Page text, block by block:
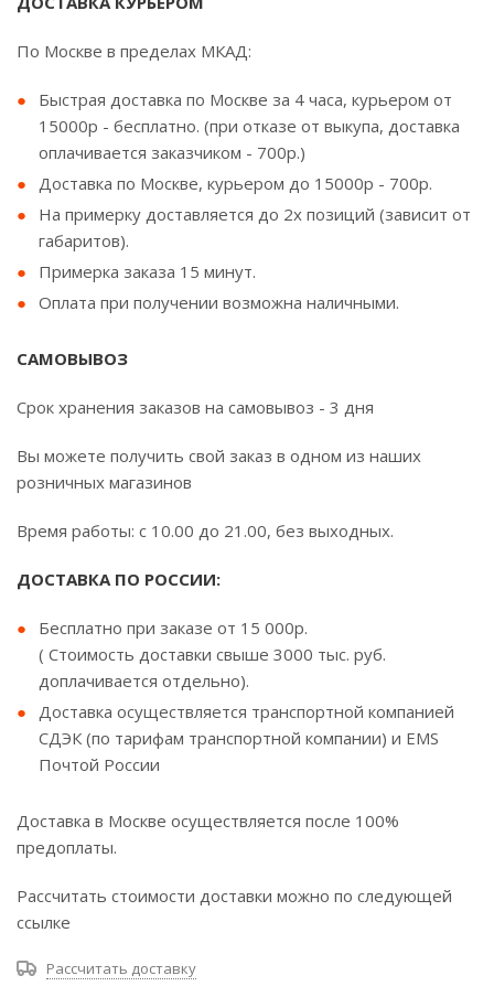
По Москве в пределах МКАД:
Быстрая доставка по Москве за 4 часа, курьером от
15000р - бесплатно. (при отказе от выкупа, доставка
оплачивается заказчиком - 700р.)
Доставка по Москве, курьером до 15000р - 700р.
На примерку доставляется до 2х позиций (зависит от
габаритов).
Примерка заказа 15 минут.
Оплата при получении возможна наличными.
САМОВЫВОЗ
Срок хранения заказов на самовывоз - 3 дня
Вы можете получить свой заказ в одном из наших
розничных магазинов
Время работы: с 10.00 до 21.00, без выходных.
ДОСТАВКА ПО РОССИИ:
Бесплатно при заказе от 15 000р.
( Стоимость доставки свыше 3000 тыс. руб.
доплачивается отдельно).
Доставка осуществляется транспортной компанией
СДЭК (по тарифам транспортной компании) и EMS
Почтой России
Доставка в Москве осуществляется после 100%
предоплаты.
Рассчитать стоимости доставки можно по следующей
ссылке
Рассчитать доставку